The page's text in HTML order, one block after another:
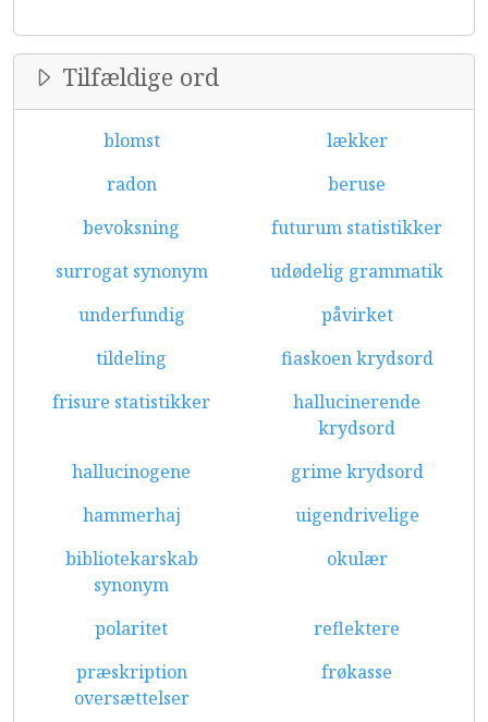
Tilfældige ord
blomst
lækker
radon
beruse
bevoksning
futurum statistikker
surrogat synonym
udødelig grammatik
underfundig
påvirket
tildeling
fiaskoen krydsord
frisure statistikker
hallucinerende
krydsord
hallucinogene
grime krydsord
hammerhaj
uigendrivelige
bibliotekarskab
synonym
okulær
polaritet
reflektere
præskription
oversættelser
frøkasse